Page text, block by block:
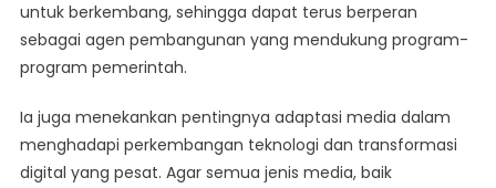
untuk berkembang, sehingga dapat terus berperan
sebagai agen pembangunan yang mendukung program-
program pemerintah.
Ia juga menekankan pentingnya adaptasi media dalam
menghadapi perkembangan teknologi dan transformasi
digital yang pesat. Agar semua jenis media, baik